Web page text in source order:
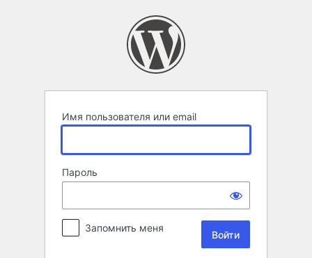
Имя пользователя или email
Пароль
Запомнить меня